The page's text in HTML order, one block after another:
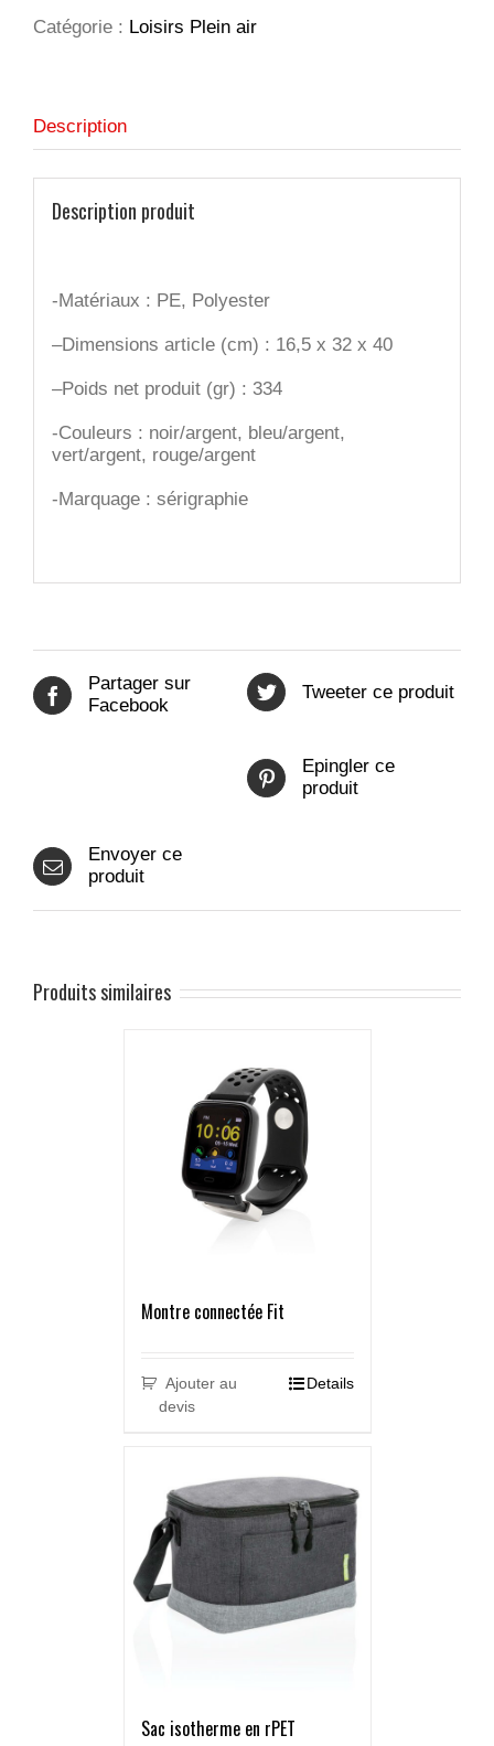
isotherme
Catégorie : Loisirs Plein air
Description
Description produit
-Matériaux : PE, Polyester
–Dimensions article (cm) : 16,5 x 32 x 40
–Poids net produit (gr) : 334
-Couleurs : noir/argent, bleu/argent,
vert/argent, rouge/argent
-Marquage : sérigraphie
Partager sur
Facebook
Tweeter ce produit
Epingler ce
produit
Envoyer ce
produit
Produits similaires
Montre connectée Fit
Ajouter au
devis
Details
Sac isotherme en rPET